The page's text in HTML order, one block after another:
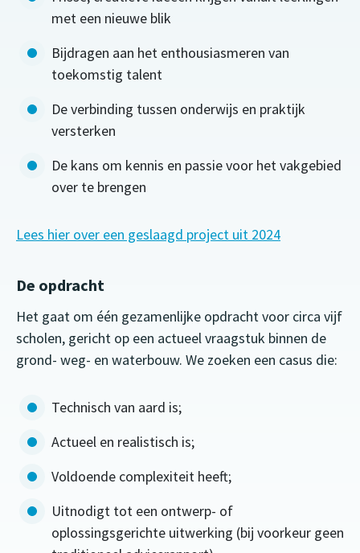
met een nieuwe blik
Bijdragen aan het enthousiasmeren van
toekomstig talent
De verbinding tussen onderwijs en praktijk
versterken
De kans om kennis en passie voor het vakgebied
over te brengen
Lees hier over een geslaagd project uit 2024
De opdracht
Het gaat om één gezamenlijke opdracht voor circa vijf
scholen, gericht op een actueel vraagstuk binnen de
grond- weg- en waterbouw. We zoeken een casus die:
Technisch van aard is;
Actueel en realistisch is;
Voldoende complexiteit heeft;
Uitnodigt tot een ontwerp- of
oplossingsgerichte uitwerking (bij voorkeur geen